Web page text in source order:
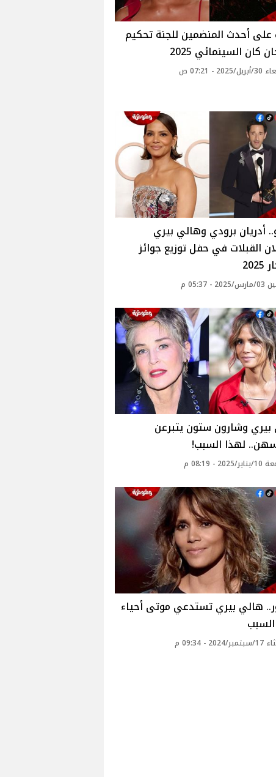
أحدث المنضمين للجنة تحكيم
كان السينمائي 2025
- 07:21 ص
أدريان برودي وهالي بيري
القبلات في حفل توزيع جوائز
- 05:37 م
وشارون ستون يتبرعن
لهذا السبب!
- 08:19 م
هالي بيري تستدعي موتى أحياء
- 09:34 م